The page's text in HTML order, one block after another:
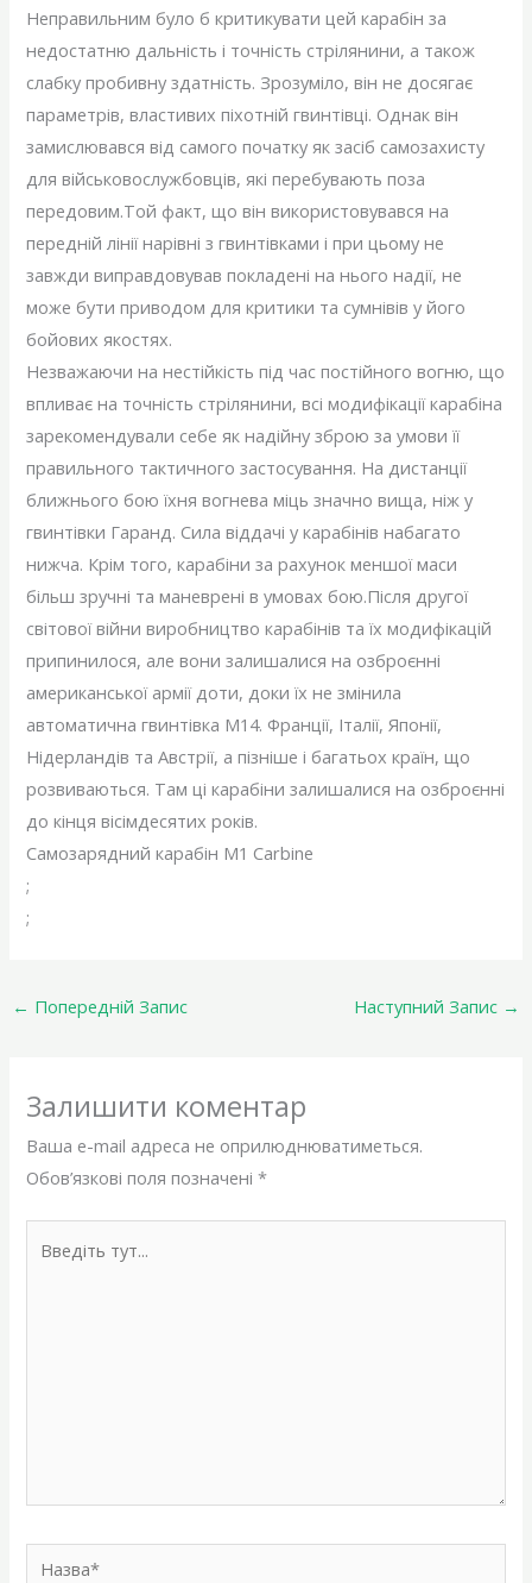
Неправильним було б критикувати цей карабін за
недостатню дальність і точність стрілянини, а також
слабку пробивну здатність. Зрозуміло, він не досягає
параметрів, властивих піхотній гвинтівці. Однак він
замислювався від самого початку як засіб самозахисту
для військовослужбовців, які перебувають поза
передовим.Той факт, що він використовувався на
передній лінії нарівні з гвинтівками і при цьому не
завжди виправдовував покладені на нього надії, не
може бути приводом для критики та сумнівів у його
бойових якостях.
Незважаючи на нестійкість під час постійного вогню, що
впливає на точність стрілянини, всі модифікації карабіна
зарекомендували себе як надійну зброю за умови її
правильного тактичного застосування. На дистанції
ближнього бою їхня вогнева міць значно вища, ніж у
гвинтівки Гаранд. Сила віддачі у карабінів набагато
нижча. Крім того, карабіни за рахунок меншої маси
більш зручні та маневрені в умовах бою.Після другої
світової війни виробництво карабінів та їх модифікацій
припинилося, але вони залишалися на озброєнні
американської армії доти, доки їх не змінила
автоматична гвинтівка М14. Франції, Італії, Японії,
Нідерландів та Австрії, а пізніше і багатьох країн, що
розвиваються. Там ці карабіни залишалися на озброєнні
до кінця вісімдесятих років.
Самозарядний карабін M1 Carbine
;
;
← Попередній Запис Наступний Запис →
Залишити коментар
Ваша e-mail адреса не оприлюднюватиметься.
Обов’язкові поля позначені*